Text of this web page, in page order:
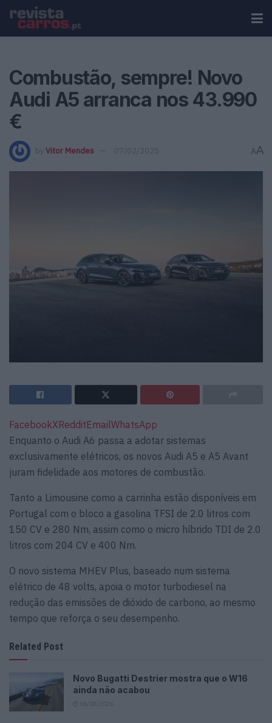
Combustão, sempre! Novo
Audi A5 arranca nos 43.990
€
by Vitor Mendes 07/02/2025 AA
FacebookXRedditEmailWhatsApp
Enquanto o Audi A6 passa a adotar sistemas
exclusivamente elétricos, os novos Audi A5 e A5 Avant
juram fidelidade aos motores de combustão.
Tanto a Limousine como a carrinha estão disponíveis em
Portugal com o bloco a gasolina TFSI de 2.0 litros com
150 CV e 280 Nm, assim como o micro híbrido TDI de 2.0
litros com 204 CV e 400 Nm.
O novo sistema MHEV Plus, baseado num sistema
elétrico de 48 volts, apoia o motor turbodiesel na
redução das emissões de dióxido de carbono, ao mesmo
tempo que reforça o seu desempenho.
Related Post
Novo Bugatti Destrier mostra que o W16
ainda não acabou